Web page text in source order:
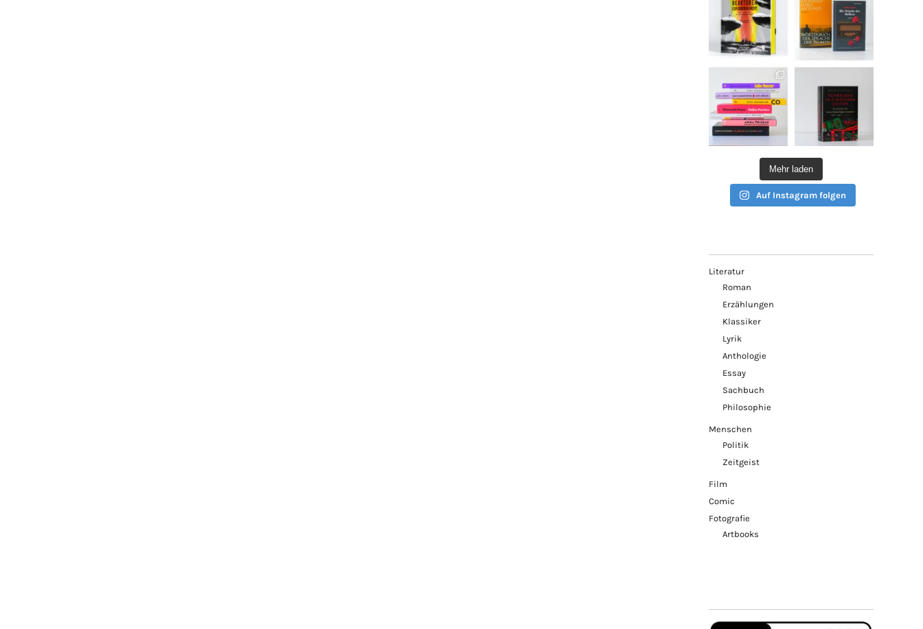
Mehr laden
Auf Instagram folgen
Literatur
Roman
Erzählungen
Klassiker
Lyrik
Anthologie
Essay
Sachbuch
Philosophie
Menschen
Politik
Zeitgeist
Film
Comic
Fotografie
Artbooks